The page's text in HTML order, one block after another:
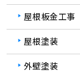
屋根板金工事
屋根塗装
外壁塗装